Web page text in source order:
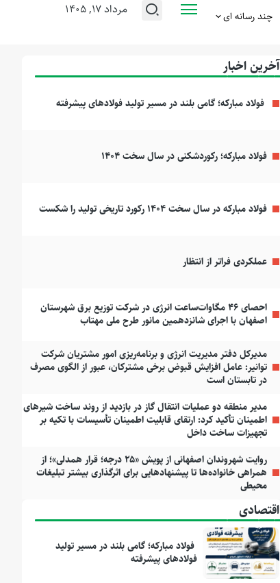
چند رسانه ای مرداد ۱۷, ۱۴۰۵
آخرین اخبار
فولاد مبارکه؛ گامی بلند در مسیر تولید فولادهای پیشرفته
فولاد مبارکه؛ رکوردشکنی در سال سخت ۱۴۰۴
فولاد مبارکه در سال سخت ۱۴۰۴ رکورد تاریخی تولید را شکست
عملکردی فراتر از انتظار
احصای ۴۶ مگاوات‌ساعت انرژی در شرکت توزیع برق شهرستان
اصفهان با اجرای شانزدهمین مانور طرح ملی مهتاب
مدیرکل دفتر مدیریت انرژی و برنامه‌ریزی امور مشتریان شرکت
توانیر: عامل افزایش قبوض برخی مشترکان، عبور از الگوی مصرف
در تابستان است
مدیر منطقه دو عملیات انتقال گاز در بازدید از روند ساخت شیرهای
اطمینان تأکید کرد: ارتقای قابلیت اطمینان تأسیسات با تکیه بر
تجهیزات ساخت داخل
روایت شهروندان اصفهانی از پویش «۲۵ درجه؛ قرار همدلی»؛ از
همراهی خانواده‌ها تا پیشنهادهایی برای اثرگذاری بیشتر تبلیغات
محیطی
اقتصادی
فولاد مبارکه؛ گامی بلند در مسیر تولید
فولادهای پیشرفته